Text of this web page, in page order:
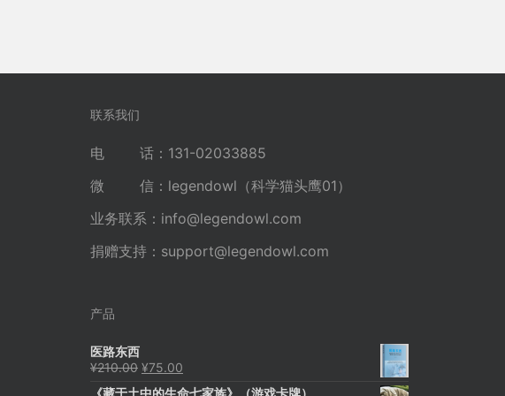
联系我们
电 话：131-02033885
微 信：legendowl（科学猫头鹰01）
业务联系： info@legendowl.com
捐赠支持： support@legendowl.com
产品
医路东西
¥210.00 原
¥75.00